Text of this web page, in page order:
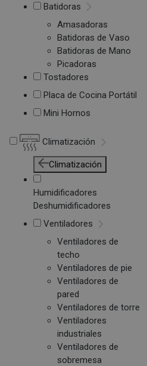
Batidoras
Amasadoras
Batidoras de Vaso
Batidoras de Mano
Picadoras
Tostadores
Placa de Cocina Portátil
Mini Hornos
Climatización
Climatización
Humidificadores
Deshumidificadores
Ventiladores
Ventiladores de
techo
Ventiladores de pie
Ventiladores de
pared
Ventiladores de torre
Ventiladores
industriales
Ventiladores de
sobremesa